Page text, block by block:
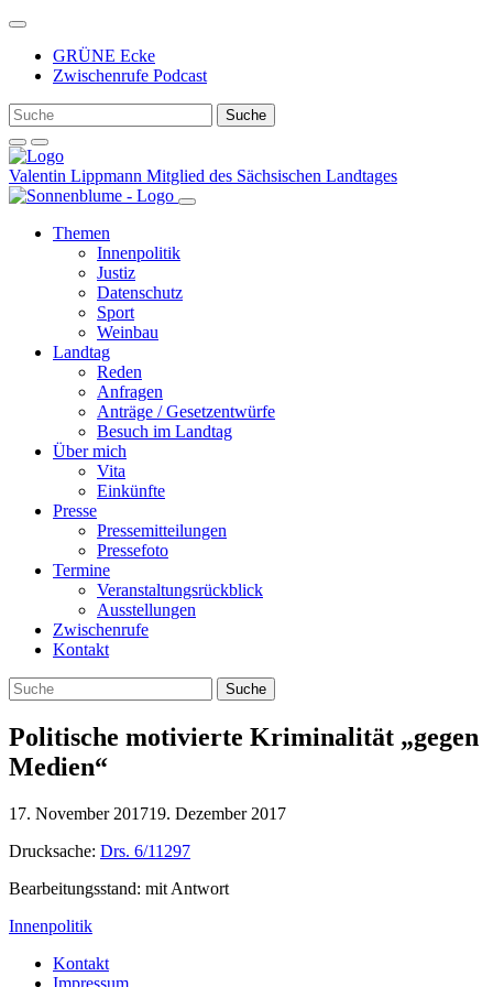
Weiter
Inhalt
GRÜNE Ecke
Zwischenrufe Podcast
Valentin Lippmann Mitglied des Sächsischen Landtages
Themen
Innenpolitik
Justiz
Datenschutz
Sport
Weinbau
Landtag
Reden
Anfragen
Anträge / Gesetzentwürfe
Besuch im Landtag
Über mich
Vita
Einkünfte
Presse
Pressemitteilungen
Pressefoto
Termine
Veranstaltungsrückblick
Ausstellungen
Zwischenrufe
Kontakt
Politische motivierte Kriminalität „gegen
Medien“
17. November 201719. Dezember 2017
Drucksache: Drs. 6/11297
Bearbeitungsstand: mit Antwort
Innenpolitik
Kontakt
Impressum